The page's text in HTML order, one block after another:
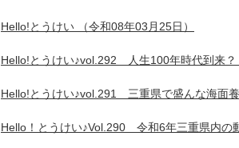
Hello!とうけい （令和08年03月25日）
Hello!とうけい♪vol.292 人生100年時代到来？
Hello!とうけい♪vol.291 三重県で盛んな海面
Hello！とうけい♪Vol.290 令和6年三重県内の